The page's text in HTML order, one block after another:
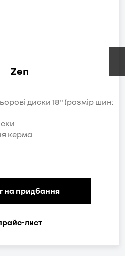
Zen
диски 18'' (розмір шин:
керма
на придбання
лист